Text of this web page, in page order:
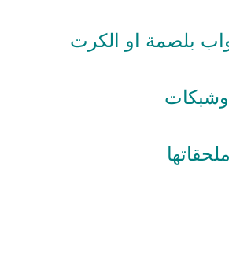
بلصمة او الكرت
وشبكات